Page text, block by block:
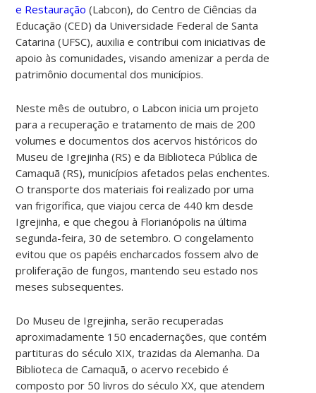
e Restauração (Labcon), do Centro de Ciências da
Educação (CED) da Universidade Federal de Santa
Catarina (UFSC), auxilia e contribui com iniciativas de
apoio às comunidades, visando amenizar a perda de
patrimônio documental dos municípios.
Neste mês de outubro, o Labcon inicia um projeto
para a recuperação e tratamento de mais de 200
volumes e documentos dos acervos históricos do
Museu de Igrejinha (RS) e da Biblioteca Pública de
Camaquã (RS), municípios afetados pelas enchentes.
O transporte dos materiais foi realizado por uma
van frigorífica, que viajou cerca de 440 km desde
Igrejinha, e que chegou à Florianópolis na última
segunda-feira, 30 de setembro. O congelamento
evitou que os papéis encharcados fossem alvo de
proliferação de fungos, mantendo seu estado nos
meses subsequentes.
Do Museu de Igrejinha, serão recuperadas
aproximadamente 150 encadernações, que contém
partituras do século XIX, trazidas da Alemanha. Da
Biblioteca de Camaquã, o acervo recebido é
composto por 50 livros do século XX, que atendem